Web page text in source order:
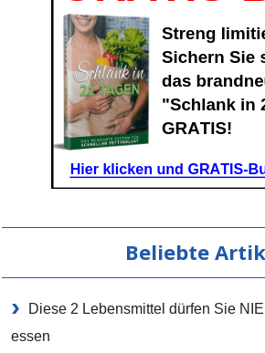
Beliebte
Diese 2 Lebensmittel dürfen Sie
essen